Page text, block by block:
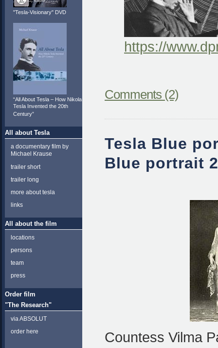
"Tesla-Visionary" DVD
“All About Tesla – How Nikola
Tesla Invented the 20th
Century”
All about Tesla
a documentary film by
Michael Krause
trailer short
trailer long
more about tesla
links
All about the film
locations
persons
team
press
Order film
"The Research"
via ABSOLUT
order here
https://
Comments (2)
Tesla Blue
Blue portrait 2
Countess Vilma